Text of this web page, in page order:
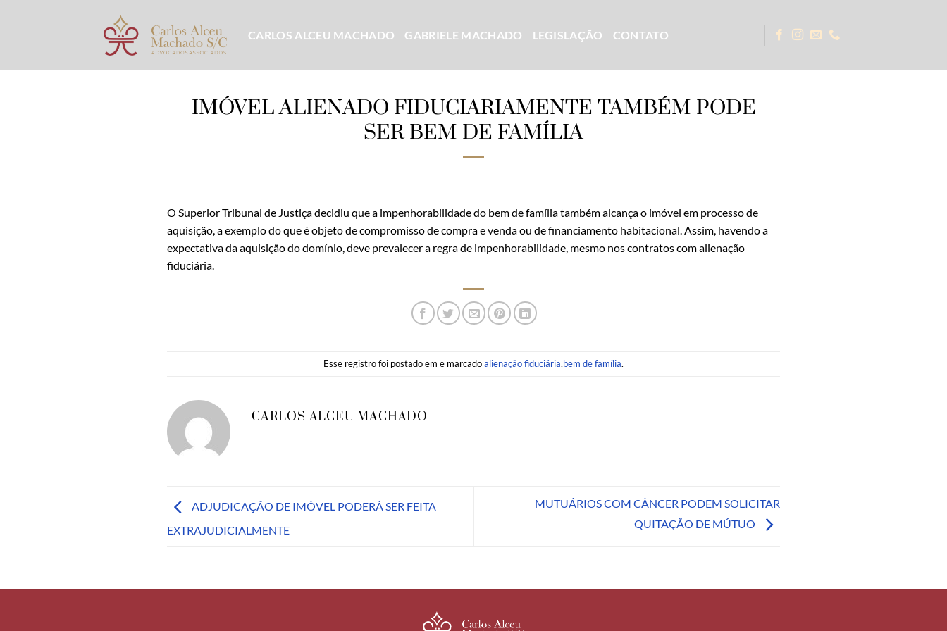
CARLOS ALCEU MACHADO GABRIELE MACHADO LEGISLAÇÃO CONTATO
IMÓVEL ALIENADO FIDUCIARIAMENTE TAMBÉM PODE
SER BEM DE FAMÍLIA
O Superior Tribunal de Justiça decidiu que a impenhorabilidade do bem de família também alcança o imóvel em processo de
aquisição, a exemplo do que é objeto de compromisso de compra e venda ou de financiamento habitacional. Assim, havendo a
expectativa da aquisição do domínio, deve prevalecer a regra de impenhorabilidade, mesmo nos contratos com alienação
fiduciária.
Esse registro foi postado em e marcadoalienação fiduciária,bem de família.
CARLOS ALCEU MACHADO
ADJUDICAÇÃO DE IMÓVEL PODERÁ SER FEITA
EXTRAJUDICIALMENTE
MUTUÁRIOS COM CÂNCER PODEM SOLICITAR
QUITAÇÃO DE MÚTUO